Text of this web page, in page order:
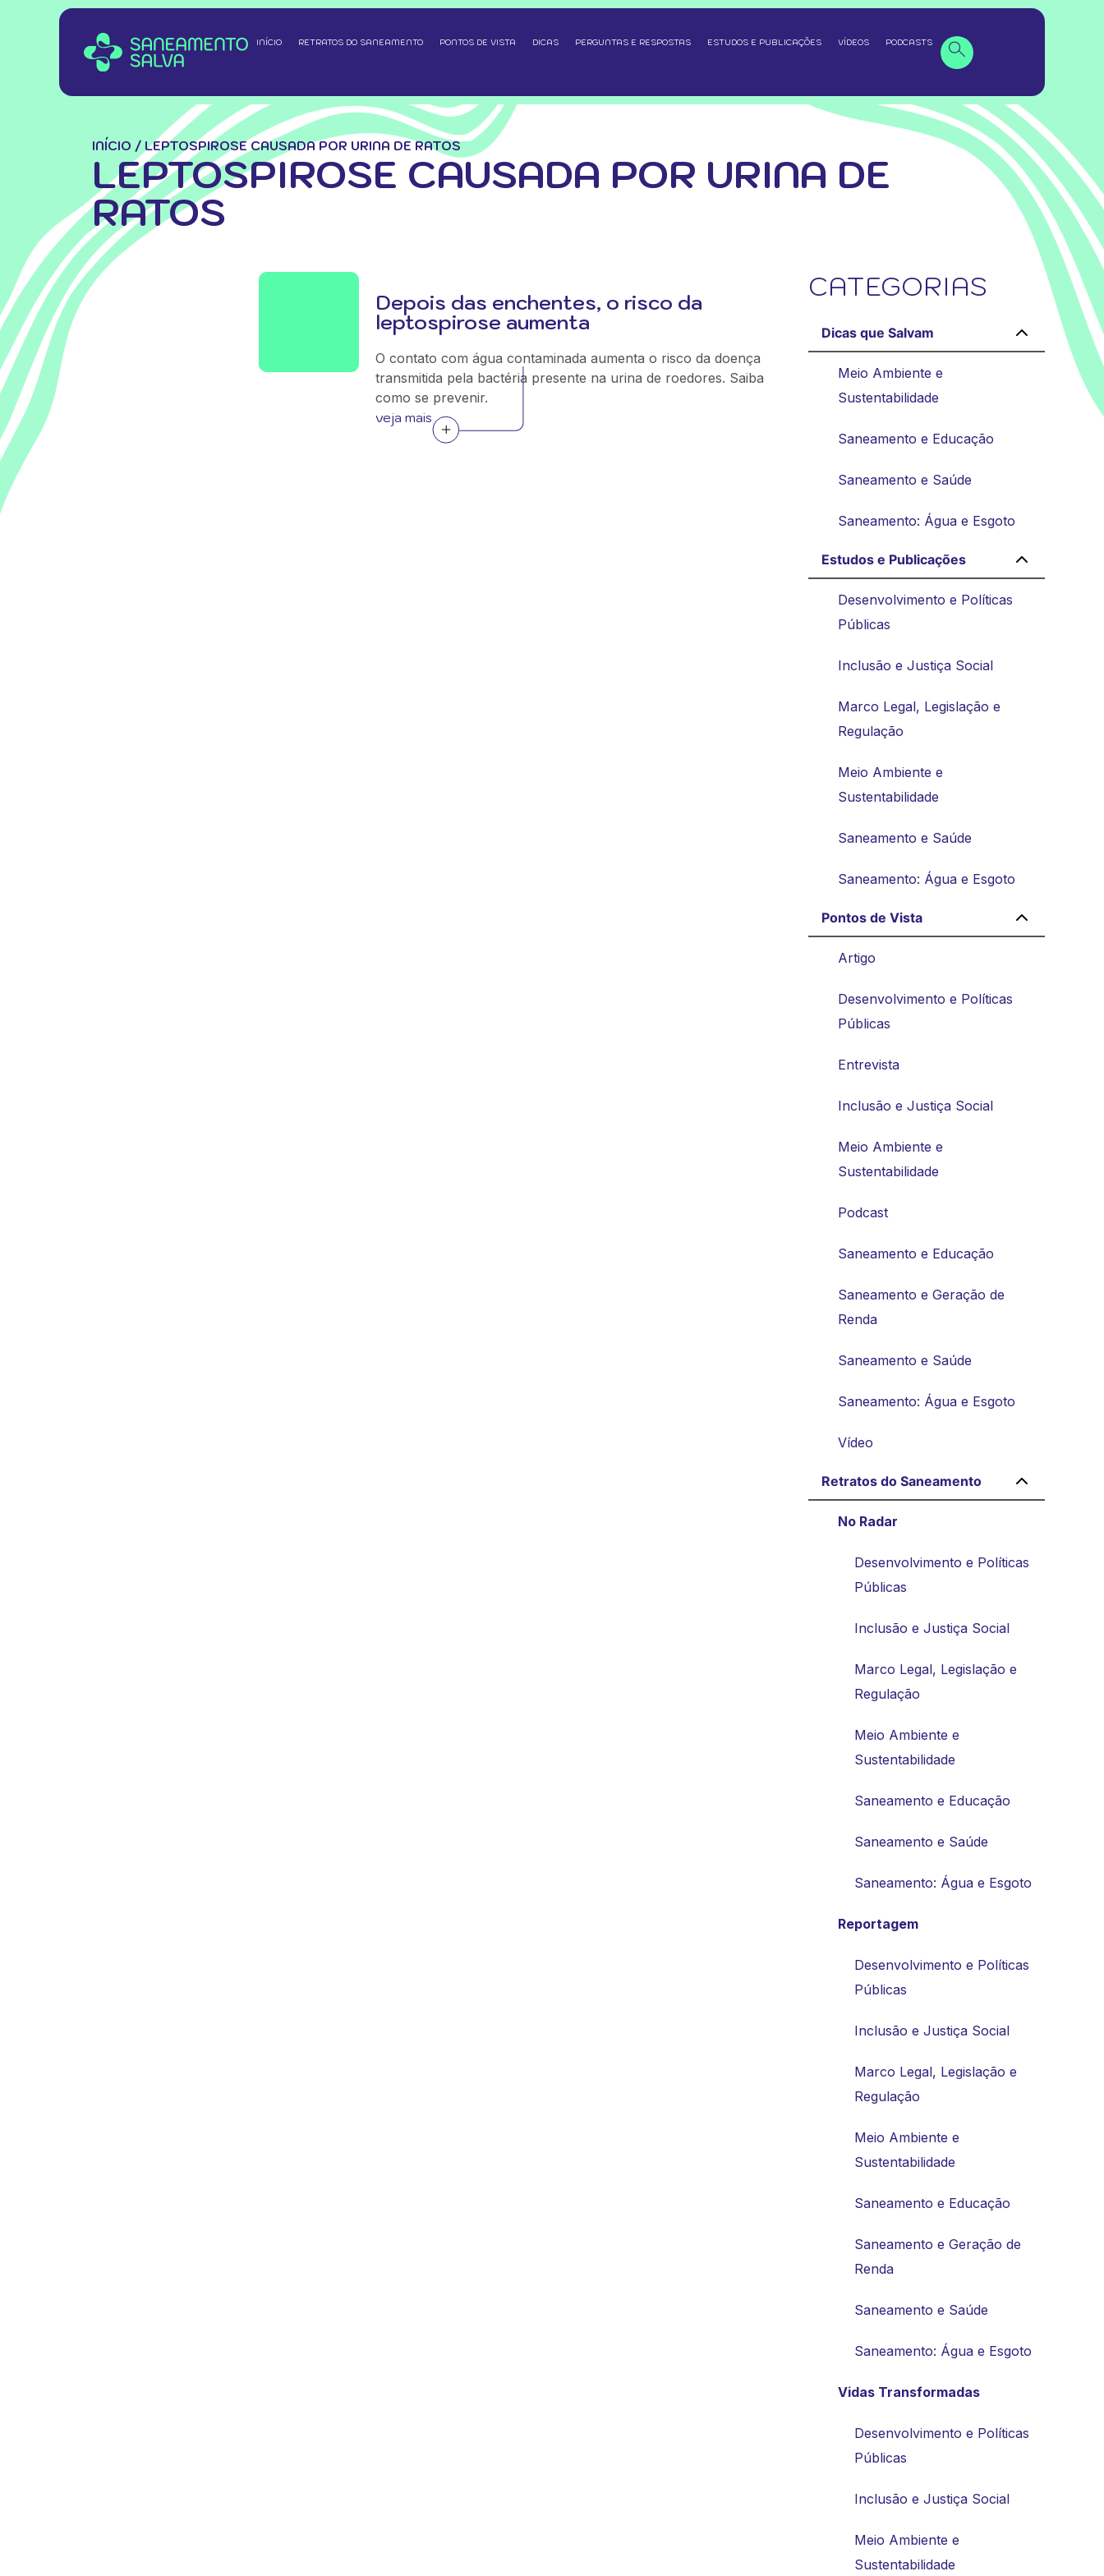
INÍCIO RETRATOS DO SANEAMENTO PONTOS DE VISTA DICAS PERGUNTAS E RESPOSTAS ESTUDOS E PUBLICAÇÕES VÍDEOS PODCASTS
INÍCIO / LEPTOSPIROSE CAUSADA POR URINA DE RATOS
LEPTOSPIROSE CAUSADA POR URINA DE
RATOS
Depois das enchentes, o risco da
leptospirose aumenta
O contato com água contaminada aumenta o risco da doença
transmitida pela bactéria presente na urina de roedores. Saiba
como se prevenir.
veja mais
CATEGORIAS
Dicas que Salvam
Meio Ambiente e
Sustentabilidade
Saneamento e Educação
Saneamento e Saúde
Saneamento: Água e Esgoto
Estudos e Publicações
Desenvolvimento e Políticas
Públicas
Inclusão e Justiça Social
Marco Legal, Legislação e
Regulação
Meio Ambiente e
Sustentabilidade
Saneamento e Saúde
Saneamento: Água e Esgoto
Pontos de Vista
Artigo
Desenvolvimento e Políticas
Públicas
Entrevista
Inclusão e Justiça Social
Meio Ambiente e
Sustentabilidade
Podcast
Saneamento e Educação
Saneamento e Geração de
Renda
Saneamento e Saúde
Saneamento: Água e Esgoto
Vídeo
Retratos do Saneamento
No Radar
Desenvolvimento e Políticas
Públicas
Inclusão e Justiça Social
Marco Legal, Legislação e
Regulação
Meio Ambiente e
Sustentabilidade
Saneamento e Educação
Saneamento e Saúde
Saneamento: Água e Esgoto
Reportagem
Desenvolvimento e Políticas
Públicas
Inclusão e Justiça Social
Marco Legal, Legislação e
Regulação
Meio Ambiente e
Sustentabilidade
Saneamento e Educação
Saneamento e Geração de
Renda
Saneamento e Saúde
Saneamento: Água e Esgoto
Vidas Transformadas
Desenvolvimento e Políticas
Públicas
Inclusão e Justiça Social
Meio Ambiente e
Sustentabilidade